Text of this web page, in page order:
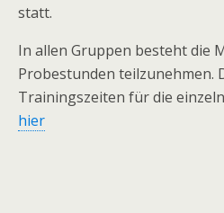
statt.
In allen Gruppen besteht die
Probestunden teilzunehmen.
Trainingszeiten für die
hier